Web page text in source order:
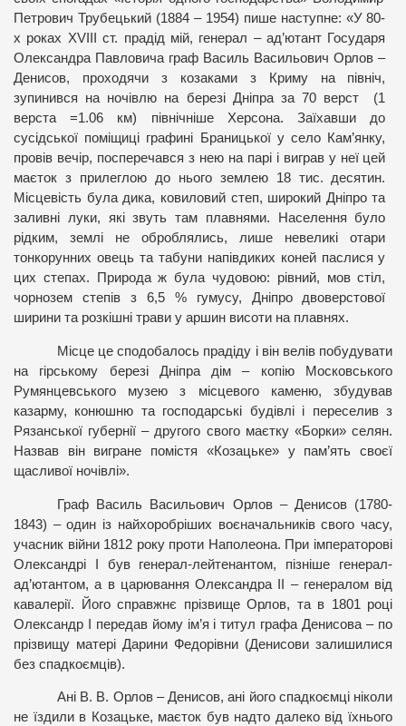
Петрович Трубецький (1884 – 1954) пише наступне: «У 80-
х роках XVIII ст. прадід мій, генерал – ад’ютант Государя
Олександра Павловича граф Василь Васильович Орлов –
Денисов, проходячи з козаками з Криму на північ,
зупинився на ночівлю на березі Дніпра за 70 верст (1
верста =1.06 км) північніше Херсона. Заїхавши до
сусідської поміщиці графині Браницької у село Кам’янку,
провів вечір, посперечався з нею на парі і виграв у неї цей
маєток з прилеглою до нього землею 18 тис. десятин.
Місцевість була дика, ковиловий степ, широкий Дніпро та
заливні луки, які звуть там плавнями. Населення було
рідким, землі не оброблялись, лише невеликі отари
тонкорунних овець та табуни напівдиких коней паслися у
цих степах. Природа ж була чудовою: рівний, мов стіл,
чорнозем степів з 6,5 % гумусу, Дніпро двоверстової
ширини та розкішні трави у аршин висоти на плавнях.
Місце це сподобалось прадіду і він велів побудувати
на гірському березі Дніпра дім – копію Московського
Румянцевського музею з місцевого каменю, збудував
казарму, конюшню та господарські будівлі і переселив з
Рязанської губернії – другого свого маєтку «Борки» селян.
Назвав він вигране помістя «Козацьке» у пам’ять своєї
щасливої ночівлі».
Граф Василь Васильович Орлов – Денисов (1780-
1843) – один із найхоробріших воєначальників свого часу,
учасник війни 1812 року проти Наполеона. При імператорові
Олександрі I був генерал-лейтенантом, пізніше генерал-
ад’ютантом, а в царювання Олександра II – генералом від
кавалерії. Його справжнє прізвище Орлов, та в 1801 році
Олександр I передав йому ім’я і титул графа Денисова – по
прізвищу матері Дарини Федорівни (Денисови залишилися
без спадкоємців).
Ані В. В. Орлов – Денисов, ані його спадкоємці ніколи
не їздили в Козацьке, маєток був надто далеко від їхнього